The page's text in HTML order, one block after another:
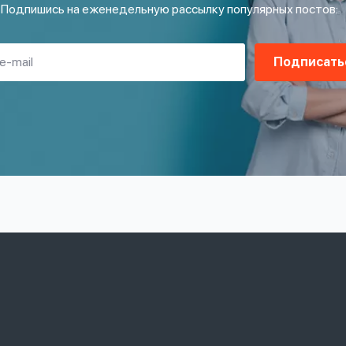
Подпишись на еженедельную рассылку популярных постов: